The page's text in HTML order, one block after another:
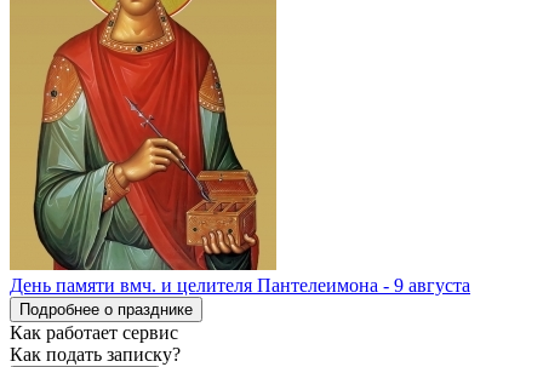
День памяти вмч. и целителя Пантелеимона - 9 августа
Подробнее о празднике
Как работает сервис
Как подать записку?